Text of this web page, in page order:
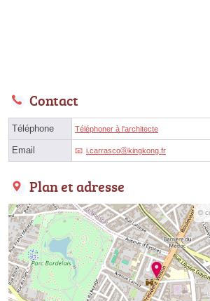
Contact
Téléphone Téléphoner à l'architecte
Email i.carrascoⓐkingkong.fr
Plan et adresse
©